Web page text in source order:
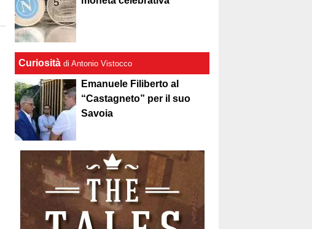
Curiosità di Antonio Vistocco
Emanuele Filiberto al
“Castagneto” per il suo
Savoia